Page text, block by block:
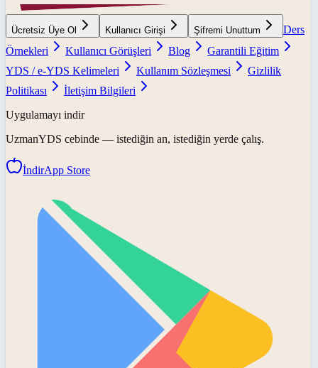
Ücretsiz Üye Ol Kullanıcı Girişi Şifremi Unuttum
Ders
Örnekleri
Kullanıcı Görüşleri Blog
Garantili Eğitim
YDS / e-YDS Kelimeleri
Kullanım Sözleşmesi
Gizlilik
Politikası
İletişim Bilgileri
Uygulamayı indir
UzmanYDS cebinde — istediğin an, istediğin yerde çalış.
İndirApp Store